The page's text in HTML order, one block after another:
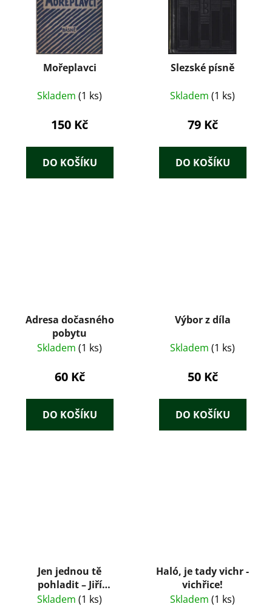
Mořeplavci
Skladem (1 ks)
150 Kč
DO KOŠÍKU
Slezské písně
Skladem (1 ks)
79 Kč
DO KOŠÍKU
Adresa dočasného
pobytu
Skladem (1 ks)
60 Kč
DO KOŠÍKU
Výbor z díla
Skladem (1 ks)
50 Kč
DO KOŠÍKU
Jen jednou tě
pohladit – Jiří
Pokorný (1990)
Skladem (1 ks)
Haló, je tady vichr -
vichřice!
Skladem (1 ks)